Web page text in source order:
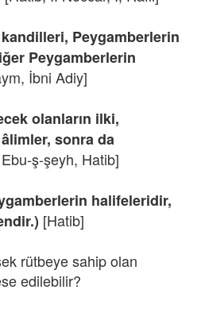
Peygamberlerin
Peygamberlerin
İbni Adiy]
olanların ilki,
sonra da
ş-şeyh, Hatib]
halifeleridir,
[Hatib]
rütbeye sahip olan
edilebilir?